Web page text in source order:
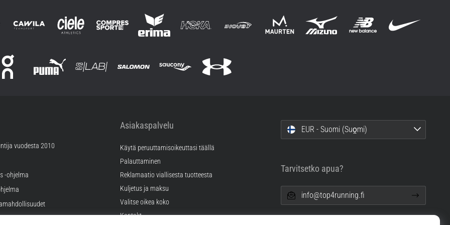
vuodesta 2010
-ohjelma
Asiakaspalvelu
Käytä peruuttamisoikeuttasi täällä
Palauttaminen
Reklamaatio viallisesta tuotteesta
Kuljetus ja maksu
Valitse oikea koko
Kontakt
EUR - Suomi (Suo̯mi)
Tarvitsetko apua?
info@top4running.fi